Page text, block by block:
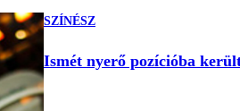
SZÍNÉSZ
Ismét nyerő pozícióba